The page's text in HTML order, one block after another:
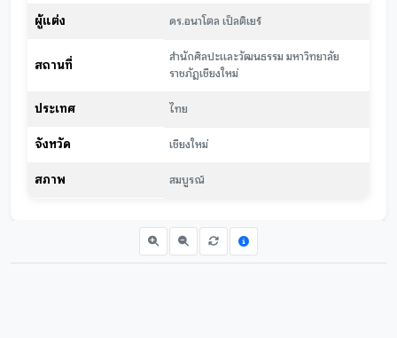
ผู้แต่ง ดร.อนาโตล เป็ลติเยร์
สถานที่
สำนักศิลปะและวัฒนธรรม มหาวิทยาลัย
ราชภัฏเชียงใหม่
ประเทศ ไทย
จังหวัด เชียงใหม่
สภาพ สมบูรณ์